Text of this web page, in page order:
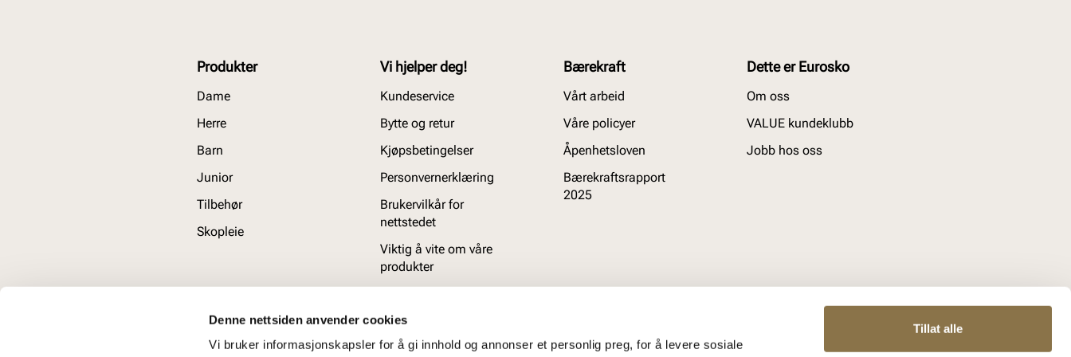
Denne nettsiden anvender cookies
Vi bruker informasjonskapsler for å gi innhold og annonser et personlig preg, for å levere sosiale
Tillat alle
Produkter
Dame
Herre
Barn
Junior
Tilbehør
Skopleie
Vi hjelper deg!
Kundeservice
Bytte og retur
Kjøpsbetingelser
Personvernerklæring
Brukervilkår for
nettstedet
Viktig å vite om våre
produkter
Bærekraft
Vårt arbeid
Våre policyer
Åpenhetsloven
Bærekraftsrapport
2025
Dette er Eurosko
Om oss
VALUE kundeklubb
Jobb hos oss